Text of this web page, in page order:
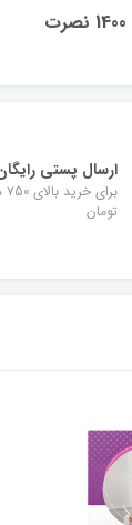
ارسال پستی
تومان